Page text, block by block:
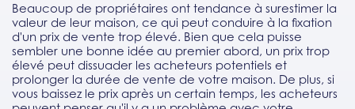
Beaucoup de propriétaires ont tendance à surestimer la
valeur de leur maison, ce qui peut conduire à la fixation
d'un prix de vente trop élevé. Bien que cela puisse
sembler une bonne idée au premier abord, un prix trop
élevé peut dissuader les acheteurs potentiels et
prolonger la durée de vente de votre maison. De plus, si
vous baissez le prix après un certain temps, les acheteurs